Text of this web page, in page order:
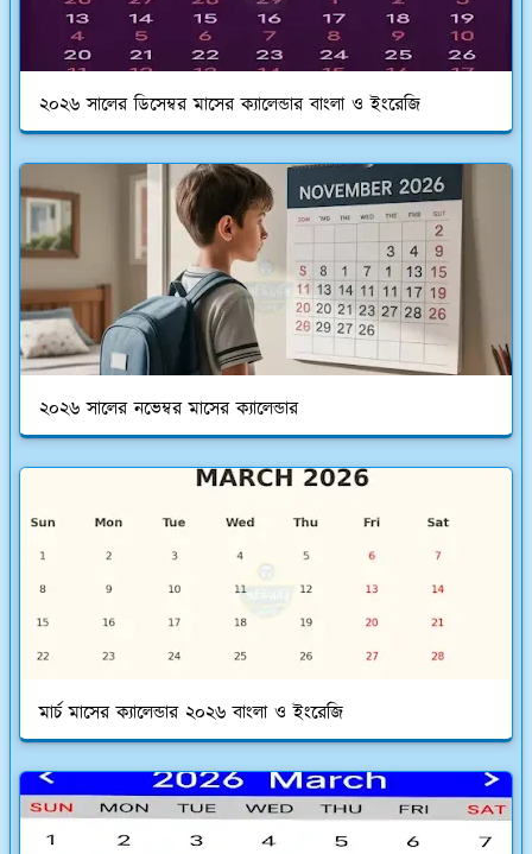
২০২৬ সালের ডিসেম্বর মাসের ক্যালেন্ডার বাংলা ও ইংরেজি
২০২৬ সালের নভেম্বর মাসের ক্যালেন্ডার
মার্চ মাসের ক্যালেন্ডার ২০২৬ বাংলা ও ইংরেজি